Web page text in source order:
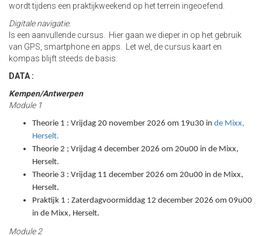
wordt tijdens een praktijkweekend op het terrein ingeoefend.
Digitale navigatie.
Is een aanvullende cursus. Hier gaan we dieper in op het gebruik
van GPS, smartphone en apps. Let wel, de cursus kaart en
kompas blijft steeds de basis.
DATA :
Kempen/Antwerpen
Module 1
Theorie 1 : Vrijdag 20 november 2026 om 19u30 in de Mixx,
Herselt.
Theorie 2 ; Vrijdag 4 december 2026 om 20u00 in de Mixx,
Herselt.
Theorie 3 : Vrijdag 11 december 2026 om 20u00 in de Mixx,
Herselt.
Praktijk 1 : Zaterdagvoormiddag 12 december 2026 om 09u00
in de Mixx, Herselt.
Module 2